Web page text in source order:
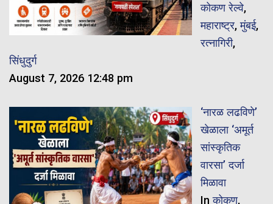
कोकण रेल्वे,
महाराष्ट्र,मुंबई,
रत्नागिरी,
सिंधुदुर्ग
August 7, 2026 12:48 pm
‘नारळ लढविणे’
खेळाला ‘अमूर्त
सांस्कृतिक
वारसा’ दर्जा
मिळावा
Inकोकण,